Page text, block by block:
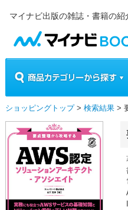
マイナビ出版の雑誌・書籍の紹
ショッピングトップ> 検索結果 >